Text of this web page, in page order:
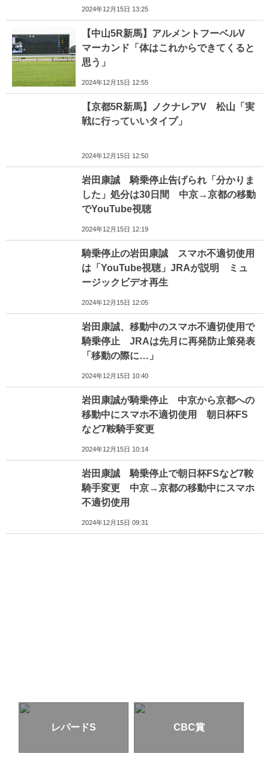
2024年12月15日 13:25
【中山5R新馬】アルメントフーベルV
マーカンド「体はこれからできてくると
思う」
2024年12月15日 12:55
【京都5R新馬】ノクナレアV 松山「実
戦に行っていいタイプ」
2024年12月15日 12:50
岩田康誠 騎乗停止告げられ「分かりま
した」処分は30日間 中京→京都の移動
でYouTube視聴
2024年12月15日 12:19
騎乗停止の岩田康誠 スマホ不適切使用
は「YouTube視聴」JRAが説明 ミュ
ージックビデオ再生
2024年12月15日 12:05
岩田康誠、移動中のスマホ不適切使用で
騎乗停止 JRAは先月に再発防止策発表
「移動の際に…」
2024年12月15日 10:40
岩田康誠が騎乗停止 中京から京都への
移動中にスマホ不適切使用 朝日杯FS
など7鞍騎手変更
2024年12月15日 10:14
岩田康誠 騎乗停止で朝日杯FSなど7鞍
騎手変更 中京→京都の移動中にスマホ
不適切使用
2024年12月15日 09:31
レパードS CBC賞